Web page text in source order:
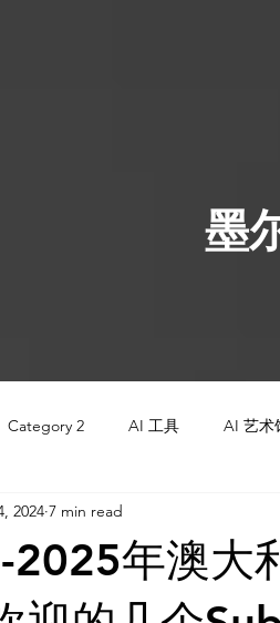
墨
Category 2 AI 工具 AI 艺术
AI Tool AI 工具
AI 工具 AI 艺术馆 教程
年澳大
2024 7 min read